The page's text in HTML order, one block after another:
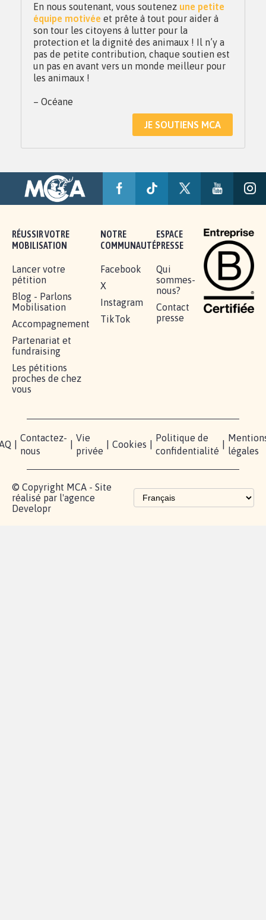
En nous soutenant, vous soutenez une petite
équipe motivée et prête à tout pour aider à
son tour les citoyens à lutter pour la
protection et la dignité des animaux ! Il n’y a
pas de petite contribution, chaque soutien est
un pas en avant vers un monde meilleur pour
les animaux !
– Océane
JE SOUTIENS MCA
RÉUSSIR VOTRE
MOBILISATION
Lancer votre
pétition
Blog - Parlons
Mobilisation
Accompagnement
Partenariat et
fundraising
Les pétitions
proches de chez
vous
NOTRE
COMMUNAUTÉ
Facebook
X
Instagram
TikTok
ESPACE
PRESSE
Qui
sommes-
nous?
Contact
presse
Contactez-
nous
Vie
privée
Cookies
Politique de
confidentialité
légales
© Copyright MCA - Site
réalisé par l'agence
Developr